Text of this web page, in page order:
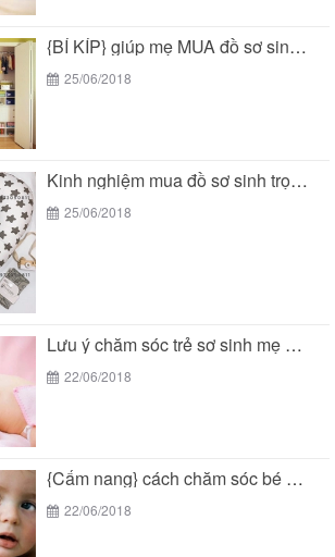
{BÍ KÍP} giúp mẹ MUA đồ sơ sinh trọn...
25/06/2018
Kinh nghiệm mua đồ sơ sinh trọn gói tại...
25/06/2018
Lưu ý chăm sóc trẻ sơ sinh mẹ THÔNG...
22/06/2018
{Cẩm nang} cách chăm sóc bé 2 tuổi THÔNG...
22/06/2018